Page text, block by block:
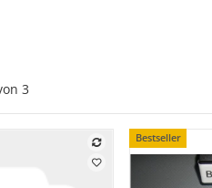
3
Bestseller